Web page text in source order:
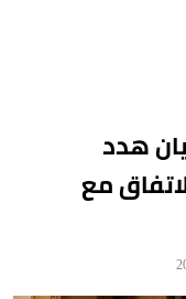
هدد
مع